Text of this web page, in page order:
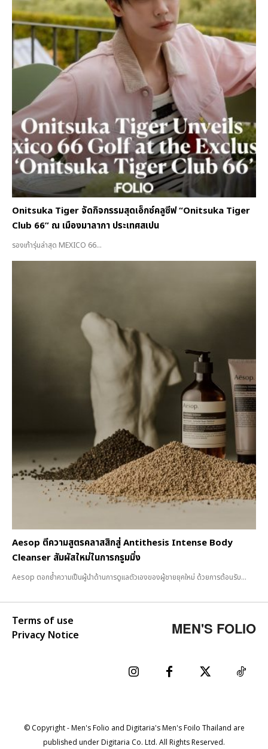
Onitsuka Tiger จัดกิจกรรมสุดเอ็กซ์คลูซีฟ “Onitsuka Tiger
Club 66” ณ เมืองมาลากา ประเทศสเปน
รองเท้ารุ่นล่าสุด MEXICO 66...
Aesop ตีความสูตรคลาสสิกสู่ Antithesis Intense Body
Cleanser สัมผัสใหม่ในการกรูมมิ่ง
Aesop ตอกย้ำความเป็นผู้นำด้านการดูแลตัวเองของผู้ชายยุคใหม่ ด้วยการต้อนรับ...
Terms of use
Privacy Notice
MEN'S FOLIO
© Copyright - Men's Folio and Digitaria's Men's Foilo Thailand are
published under Digitaria Co. Ltd. All Rights Reserved.